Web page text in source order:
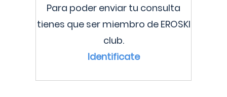
Para poder enviar tu consulta
tienes que ser miembro de EROSKI
club.
Identificate